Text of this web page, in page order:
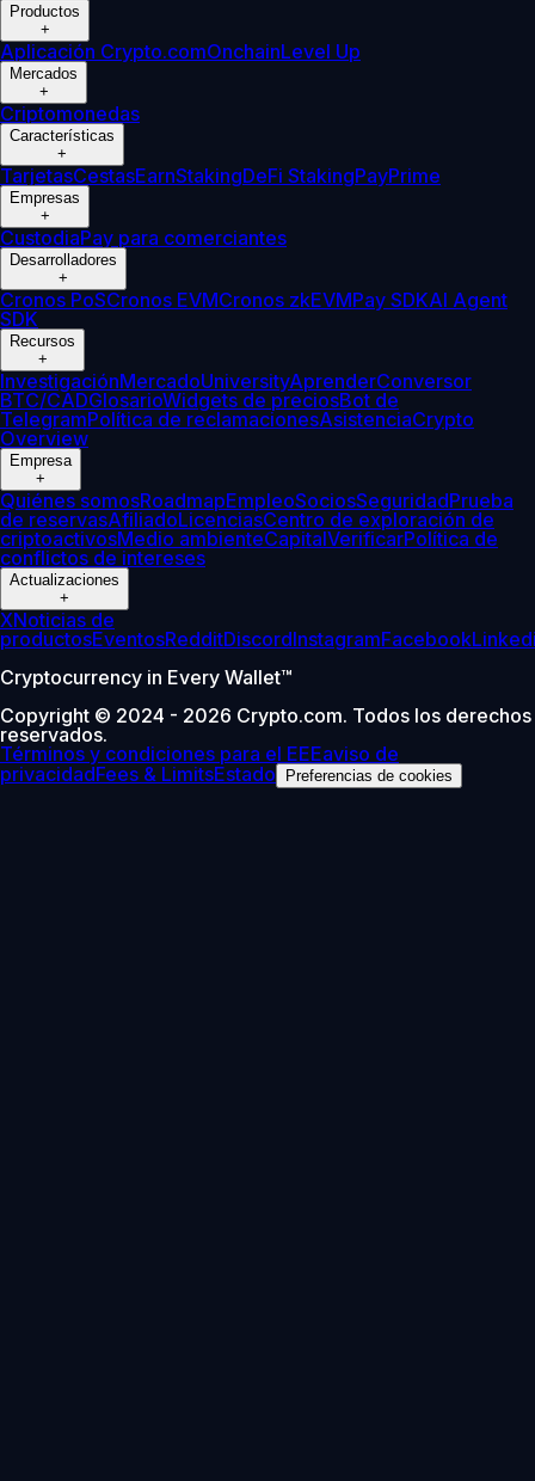
Productos
+
Aplicación Crypto.comOnchainLevel Up
Mercados
+
Criptomonedas
Características
+
TarjetasCestasEarnStakingDeFi StakingPayPrime
Empresas
+
CustodiaPay para comerciantes
Desarrolladores
+
Cronos PoSCronos EVMCronos zkEVMPay SDKAI Agent
SDK
Recursos
+
InvestigaciónMercadoUniversityAprenderConversor
BTC/CADGlosarioWidgets de preciosBot de
TelegramPolítica de reclamacionesAsistenciaCrypto
Overview
Empresa
+
Quiénes somosRoadmapEmpleoSociosSeguridadPrueba
de reservasAfiliadoLicenciasCentro de exploración de
criptoactivosMedio ambienteCapitalVerificarPolítica de
conflictos de intereses
Actualizaciones
+
XNoticias de
productosEventosRedditDiscordInstagramFacebook
Cryptocurrency in Every Wallet™
Copyright © 2024 - 2026 Crypto.com. Todos los derechos
reservados.
Términos y condiciones para el EEEaviso de
privacidadFees & LimitsEstado Preferencias de cookies